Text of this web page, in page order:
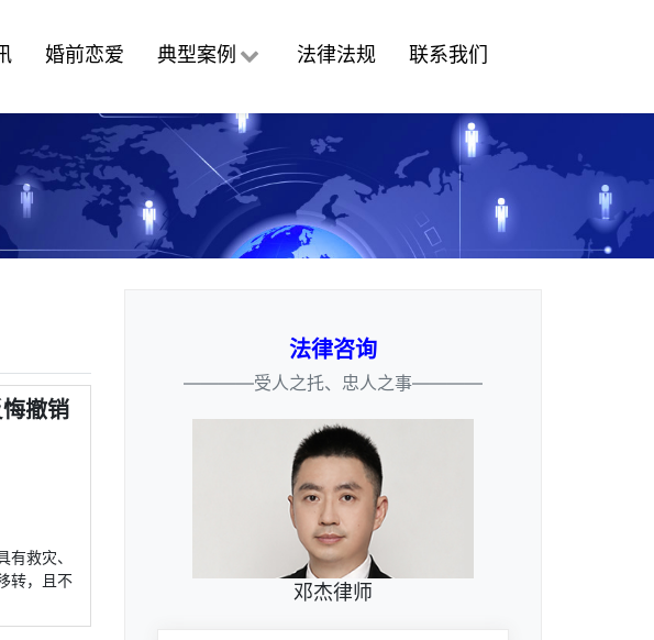
婚前恋爱 典型案例 法律法规 联系我们
撤销
救灾、
转，且不
法律咨询
————受人之托、忠人之事————
邓杰律师